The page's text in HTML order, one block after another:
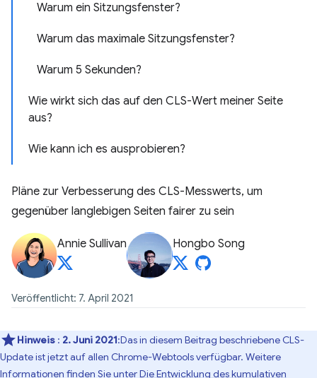
Warum ein Sitzungsfenster?
Warum das maximale Sitzungsfenster?
Warum 5 Sekunden?
Wie wirkt sich das auf den CLS-Wert meiner Seite
aus?
Wie kann ich es ausprobieren?
Pläne zur Verbesserung des CLS-Messwerts, um
gegenüber langlebigen Seiten fairer zu sein
Annie Sullivan Hongbo Song
Veröffentlicht: 7. April 2021
Hinweis : 2. Juni 2021:Das in diesem Beitrag beschriebene CLS-
Update ist jetzt auf allen Chrome-Webtools verfügbar. Weitere
Informationen finden Sie unterDie Entwicklung des kumulativen